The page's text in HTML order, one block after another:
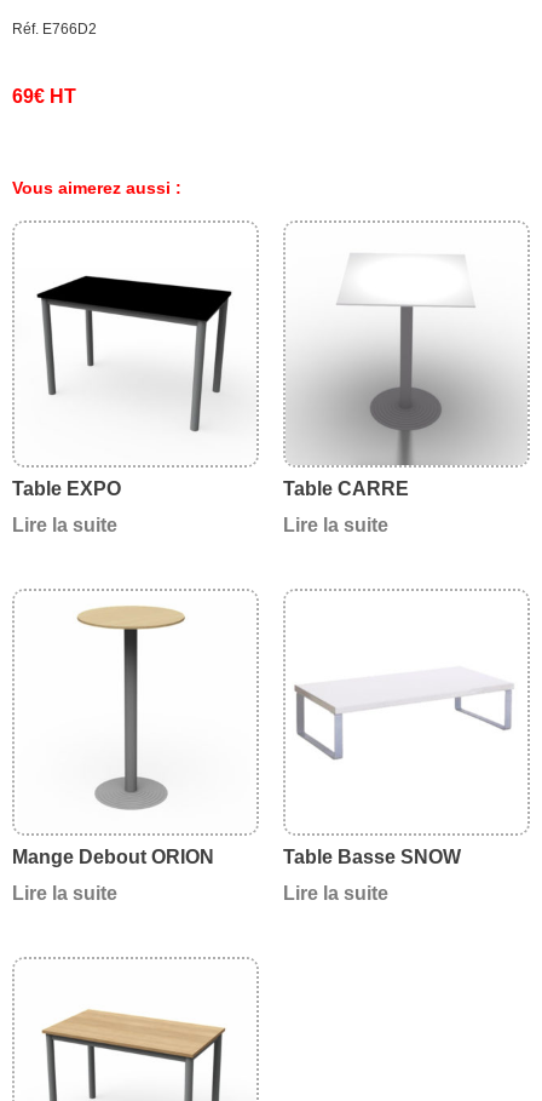
Réf. E766D2
69€ HT
Vous aimerez aussi :
Table EXPO
Lire la suite
Table CARRE
Lire la suite
Mange Debout ORION
Lire la suite
Table Basse SNOW
Lire la suite